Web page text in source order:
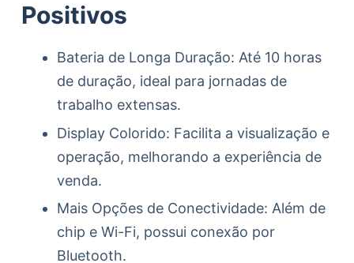
Positivos
Bateria de Longa Duração: Até 10 horas
de duração, ideal para jornadas de
trabalho extensas.
Display Colorido: Facilita a visualização e
operação, melhorando a experiência de
venda.
Mais Opções de Conectividade: Além de
chip e Wi-Fi, possui conexão por
Bluetooth.